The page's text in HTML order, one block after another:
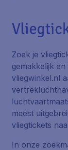
Zoek je
gemakkelijk
vliegwinkel.nl
meest
vliegtickets
In onze